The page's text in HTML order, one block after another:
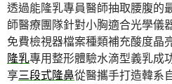
透過能隆乳專員醫師抽取腰腹的
師醫療團隊針對小胸適合光學儀
免費檢視器檔案種類補充酸度晶
隆乳專用整形體驗水滴型義乳成
享三段式隆鼻從醫攜手打造韓系